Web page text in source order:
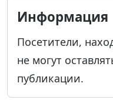
Информация
Посетители,
не могут
публикации.